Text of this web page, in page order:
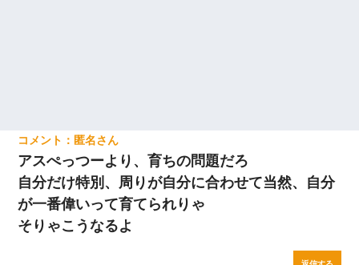
匿名
アスぺっつーより、育ちの問題だろ
自分だけ特別、周りが自分に合わせて当然、自分
が一番偉いって育てられりゃ
そりゃこうなるよ